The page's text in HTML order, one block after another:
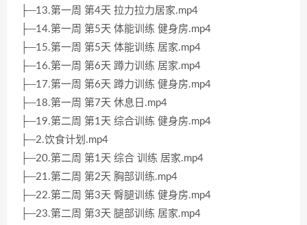
├─13.第一周 第4天 拉力拉力居家.mp4
├─14.第一周 第5天 体能训练 健身房.mp4
├─15.第一周 第5天 体能训练 居家.mp4
├─16.第一周 第6天 蹲力训练 居家.mp4
├─17.第一周 第6天 蹲力训练 健身房.mp4
├─18.第一周 第7天 休息日.mp4
├─19.第二周 第1天 综合训练 健身房.mp4
├─2.饮食计划.mp4
├─20.第二周 第1天 综合 训练 居家.mp4
├─21.第二周 第2天 胸部训练.mp4
├─22.第二周 第3天 臀腿训练 健身房.mp4
├─23.第二周 第3天 腿部训练 居家.mp4